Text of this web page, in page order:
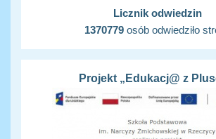
Licznik odwiedzin
1370779osób odwiedziło
Projekt „Edukacj@ z